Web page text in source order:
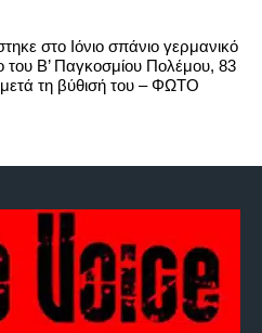
στο Ιόνιο σπάνιο γερμανικό
του Β’ Παγκοσμίου Πολέμου, 83
τη βύθισή του – ΦΩΤΟ